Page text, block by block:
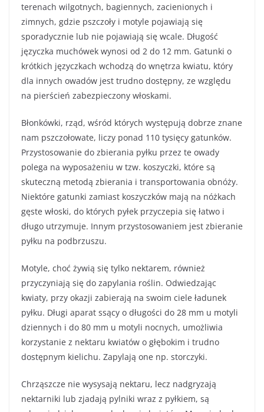
terenach wilgotnych, bagiennych, zacienionych i
zimnych, gdzie pszczoły i motyle pojawiają się
sporadycznie lub nie pojawiają się wcale. Długość
języczka muchówek wynosi od 2 do 12 mm. Gatunki o
krótkich języczkach wchodzą do wnętrza kwiatu, który
dla innych owadów jest trudno dostępny, ze względu
na pierścień zabezpieczony włoskami.
Błonkówki, rząd, wśród których występują dobrze znane
nam pszczołowate, liczy ponad 110 tysięcy gatunków.
Przystosowanie do zbierania pyłku przez te owady
polega na wyposażeniu w tzw. koszyczki, które są
skuteczną metodą zbierania i transportowania obnóży.
Niektóre gatunki zamiast koszyczków mają na nóżkach
gęste włoski, do których pyłek przyczepia się łatwo i
długo utrzymuje. Innym przystosowaniem jest zbieranie
pyłku na podbrzuszu.
Motyle, choć żywią się tylko nektarem, również
przyczyniają się do zapylania roślin. Odwiedzając
kwiaty, przy okazji zabierają na swoim ciele ładunek
pyłku. Długi aparat ssący o długości do 28 mm u motyli
dziennych i do 80 mm u motyli nocnych, umożliwia
korzystanie z nektaru kwiatów o głębokim i trudno
dostępnym kielichu. Zapylają one np. storczyki.
Chrząszcze nie wysysają nektaru, lecz nadgryzają
nektarniki lub zjadają pylniki wraz z pyłkiem, są